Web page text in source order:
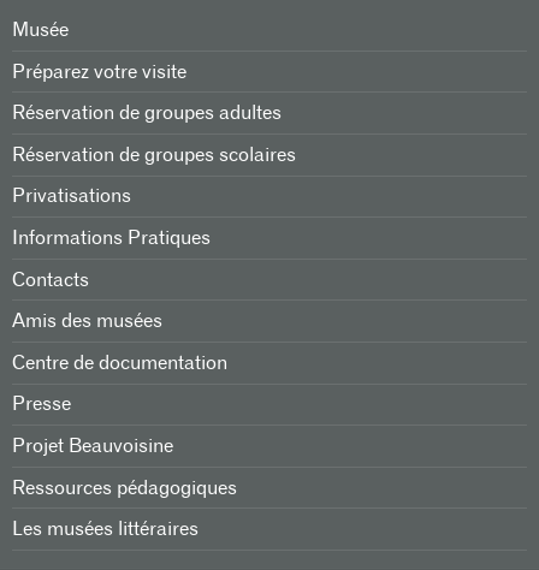
Musée
Préparez votre visite
Réservation de groupes adultes
Réservation de groupes scolaires
Privatisations
Informations Pratiques
Contacts
Amis des musées
Centre de documentation
Presse
Projet Beauvoisine
Ressources pédagogiques
Les musées littéraires